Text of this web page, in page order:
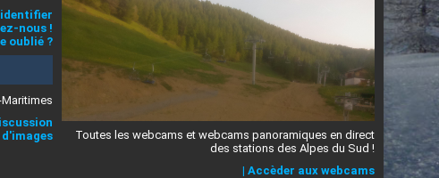
nous !
oublié ?
Toutes les webcams et webcams panoramiques en direct
des stations des Alpes du Sud !
| Accèder aux webcams